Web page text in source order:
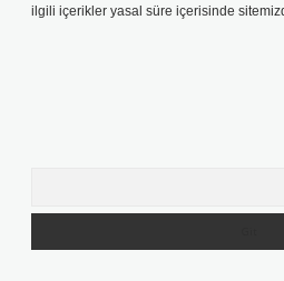
ilgili içerikler yasal süre içerisinde